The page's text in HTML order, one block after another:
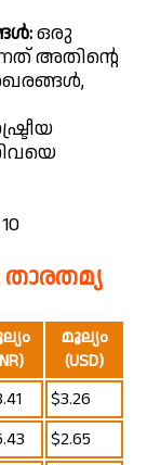
ഒരു
അതിന്റെ
താരതമ്യ
മൂല്യം
(USD)
$3.26
$2.65